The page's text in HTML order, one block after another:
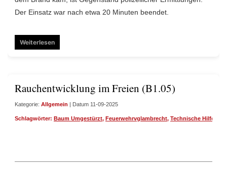
Der Einsatz war nach etwa 20 Minuten beendet.
Weiterlesen
Rauchentwicklung im Freien (B1.05)
Kategorie: Allgemein | Datum 11-09-2025
Schlagwörter: Baum Umgestürzt, Feuerwehrvglambrecht, Technische Hilfe